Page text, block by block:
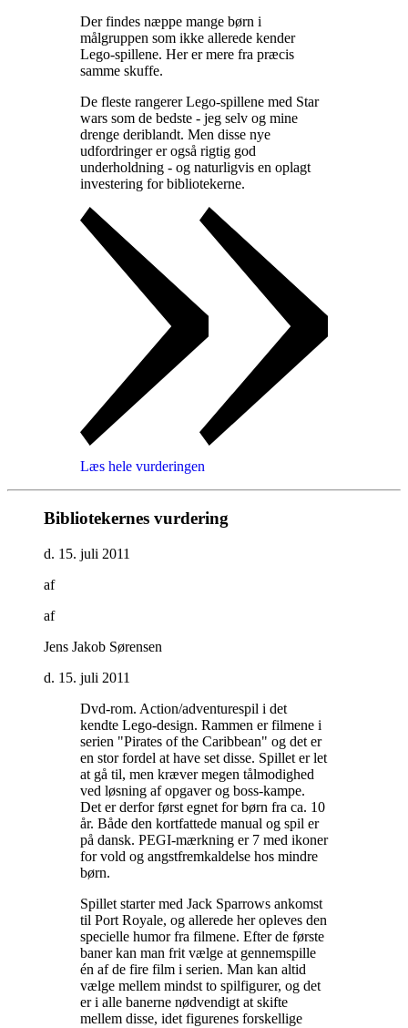
Der findes næppe mange børn i
målgruppen som ikke allerede kender
Lego-spillene. Her er mere fra præcis
samme skuffe.
De fleste rangerer Lego-spillene med Star
wars som de bedste - jeg selv og mine
drenge deriblandt. Men disse nye
udfordringer er også rigtig god
underholdning - og naturligvis en oplagt
investering for bibliotekerne.
Læs hele vurderingen
Bibliotekernes vurdering
d. 15. juli 2011
af
af
Jens Jakob Sørensen
d. 15. juli 2011
Dvd-rom. Action/adventurespil i det
kendte Lego-design. Rammen er filmene i
serien "Pirates of the Caribbean" og det er
en stor fordel at have set disse. Spillet er let
at gå til, men kræver megen tålmodighed
ved løsning af opgaver og boss-kampe.
Det er derfor først egnet for børn fra ca. 10
år. Både den kortfattede manual og spil er
på dansk. PEGI-mærkning er 7 med ikoner
for vold og angstfremkaldelse hos mindre
børn.
Spillet starter med Jack Sparrows ankomst
til Port Royale, og allerede her opleves den
specielle humor fra filmene. Efter de første
baner kan man frit vælge at gennemspille
én af de fire film i serien. Man kan altid
vælge mellem mindst to spilfigurer, og det
er i alle banerne nødvendigt at skifte
mellem disse, idet figurenes forskellige